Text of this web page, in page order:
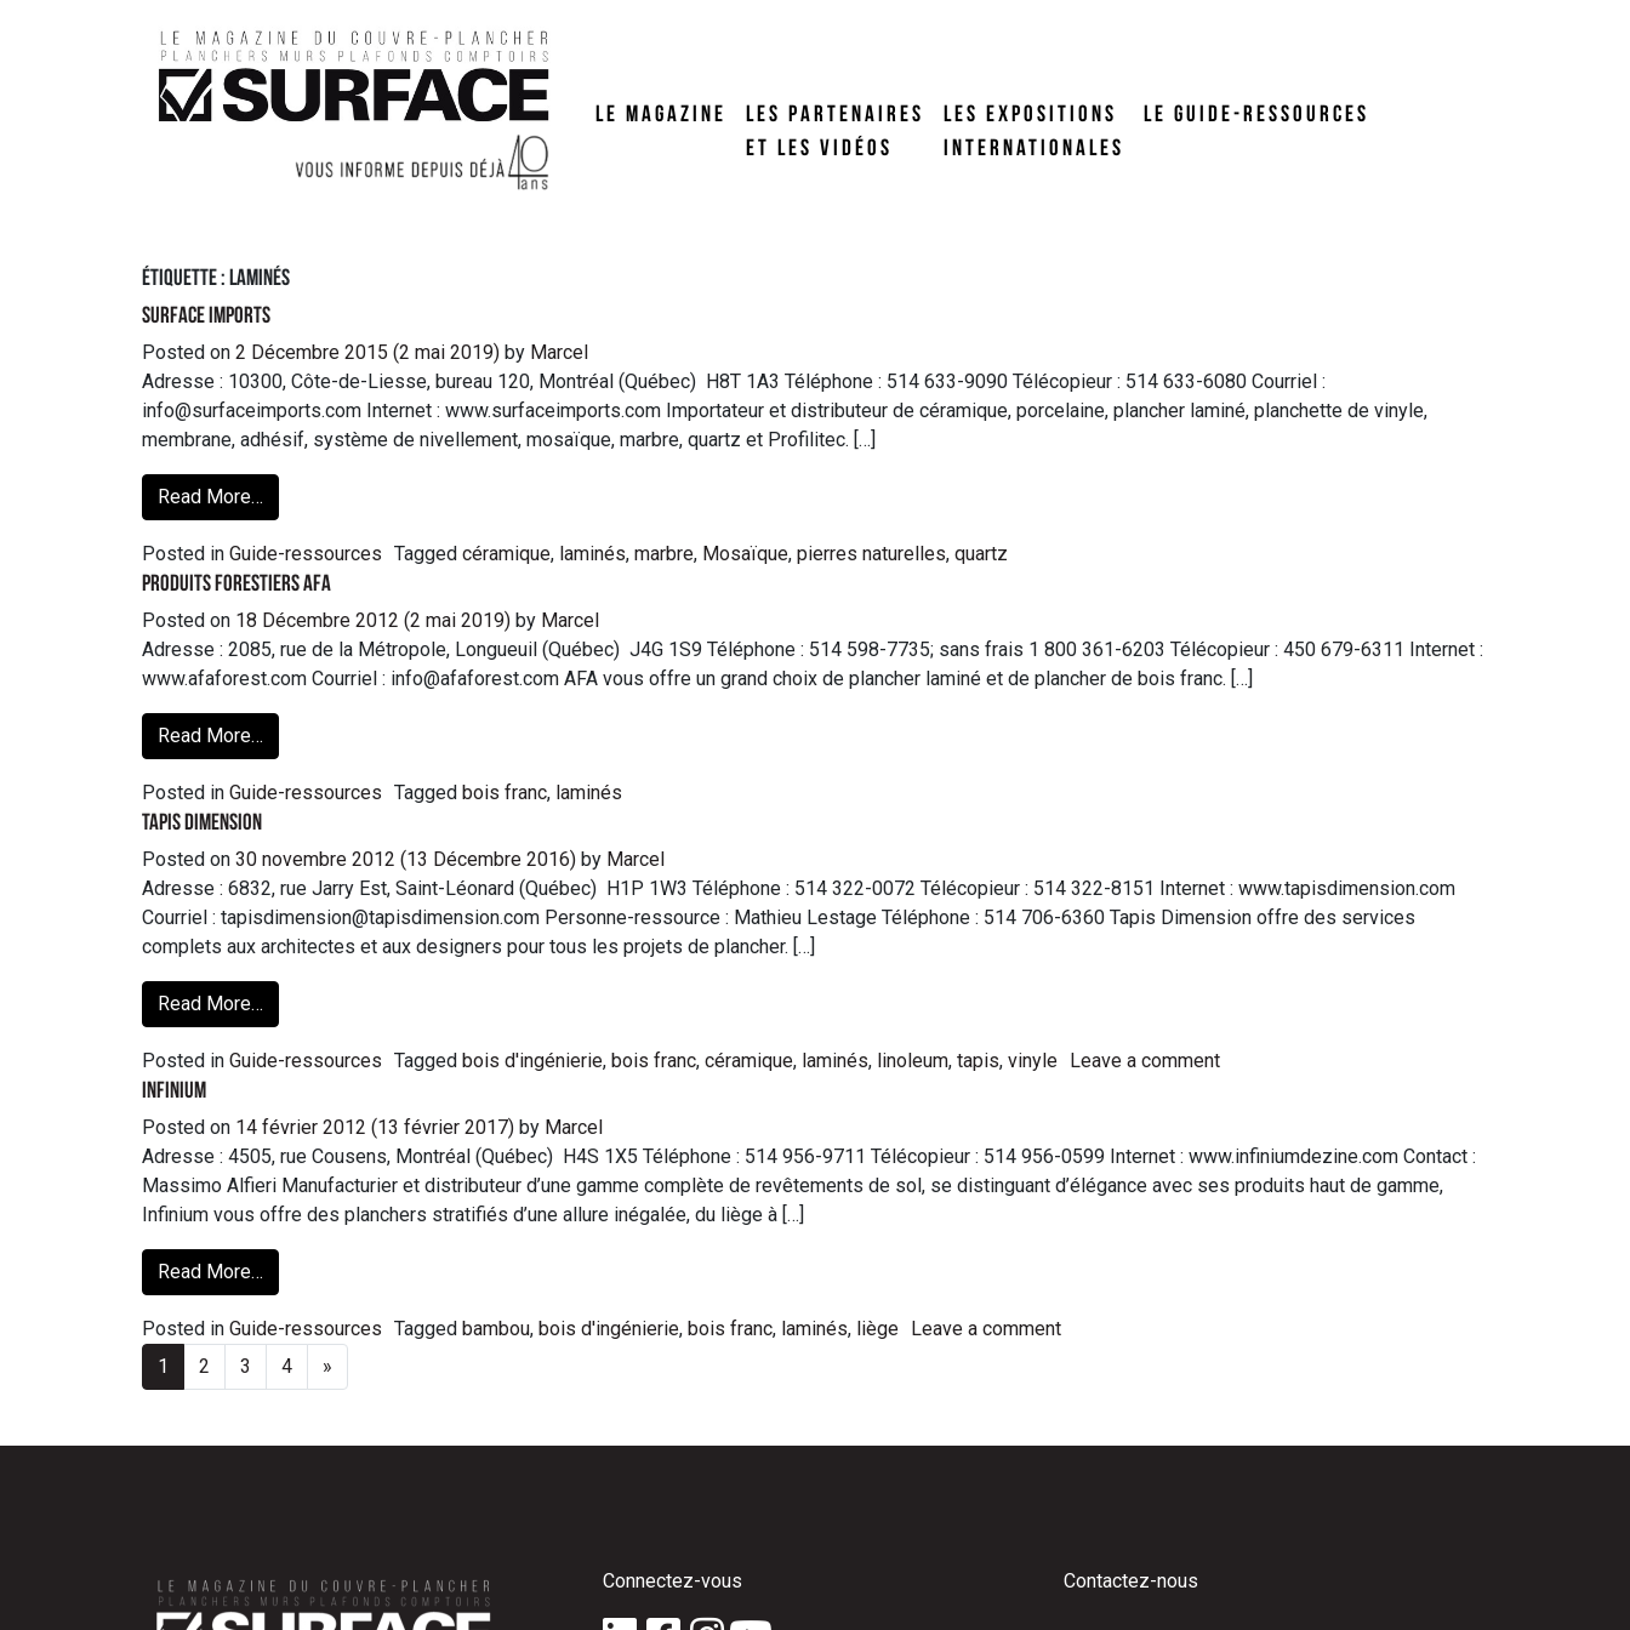
LE MAGAZINE
LES PARTENAIRES
ET LES VIDÉOS
LES EXPOSITIONS
INTERNATIONALES
LE GUIDE-RESSOURCES
Étiquette : laminés
Surface Imports
Posted on 2 Décembre 2015 (2 mai 2019) by Marcel
Adresse : 10300, Côte-de-Liesse, bureau 120, Montréal (Québec) H8T 1A3 Téléphone : 514 633-9090 Télécopieur : 514 633-6080 Courriel :
info@surfaceimports.com Internet : www.surfaceimports.com Importateur et distributeur de céramique, porcelaine, plancher laminé, planchette de vinyle,
membrane, adhésif, système de nivellement, mosaïque, marbre, quartz et Profilitec. […]
Read More…
Posted in Guide-ressources Tagged céramique, laminés, marbre, Mosaïque, pierres naturelles, quartz
Produits forestiers AFA
Posted on 18 Décembre 2012 (2 mai 2019) by Marcel
Adresse : 2085, rue de la Métropole, Longueuil (Québec) J4G 1S9 Téléphone : 514 598-7735; sans frais 1 800 361-6203 Télécopieur : 450 679-6311 Internet :
www.afaforest.com Courriel : info@afaforest.com AFA vous offre un grand choix de plancher laminé et de plancher de bois franc. […]
Read More…
Posted in Guide-ressources Tagged bois franc, laminés
Tapis Dimension
Posted on 30 novembre 2012 (13 Décembre 2016) by Marcel
Adresse : 6832, rue Jarry Est, Saint-Léonard (Québec) H1P 1W3 Téléphone : 514 322-0072 Télécopieur : 514 322-8151 Internet : www.tapisdimension.com
Courriel : tapisdimension@tapisdimension.com Personne-ressource : Mathieu Lestage Téléphone : 514 706-6360 Tapis Dimension offre des services
complets aux architectes et aux designers pour tous les projets de plancher. […]
Read More…
Posted in Guide-ressources Tagged bois d'ingénierie, bois franc, céramique, laminés, linoleum, tapis, vinyle Leave a comment
Infinium
Posted on 14 février 2012 (13 février 2017) by Marcel
Adresse : 4505, rue Cousens, Montréal (Québec) H4S 1X5 Téléphone : 514 956-9711 Télécopieur : 514 956-0599 Internet : www.infiniumdezine.com Contact :
Massimo Alfieri Manufacturier et distributeur d’une gamme complète de revêtements de sol, se distinguant d’élégance avec ses produits haut de gamme,
Infinium vous offre des planchers stratifiés d’une allure inégalée, du liège à […]
Read More…
Posted in Guide-ressources Tagged bambou, bois d'ingénierie, bois franc, laminés, liège
Leave a comment
1
2 3 4 »
Connectez-vous Contactez-nous